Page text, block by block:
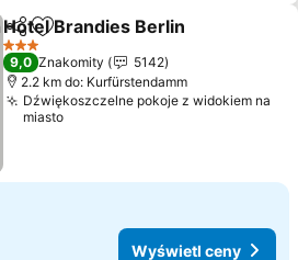
Udostępnij
Dodaj do ulubionych
Hotel Brandies Berlin
3 Kategoria
9,0 Znakomity
5142
2.2 km do: Kurfürstendamm
Dźwiękoszczelne pokoje z widokiem na
miasto
Wyświetl ceny